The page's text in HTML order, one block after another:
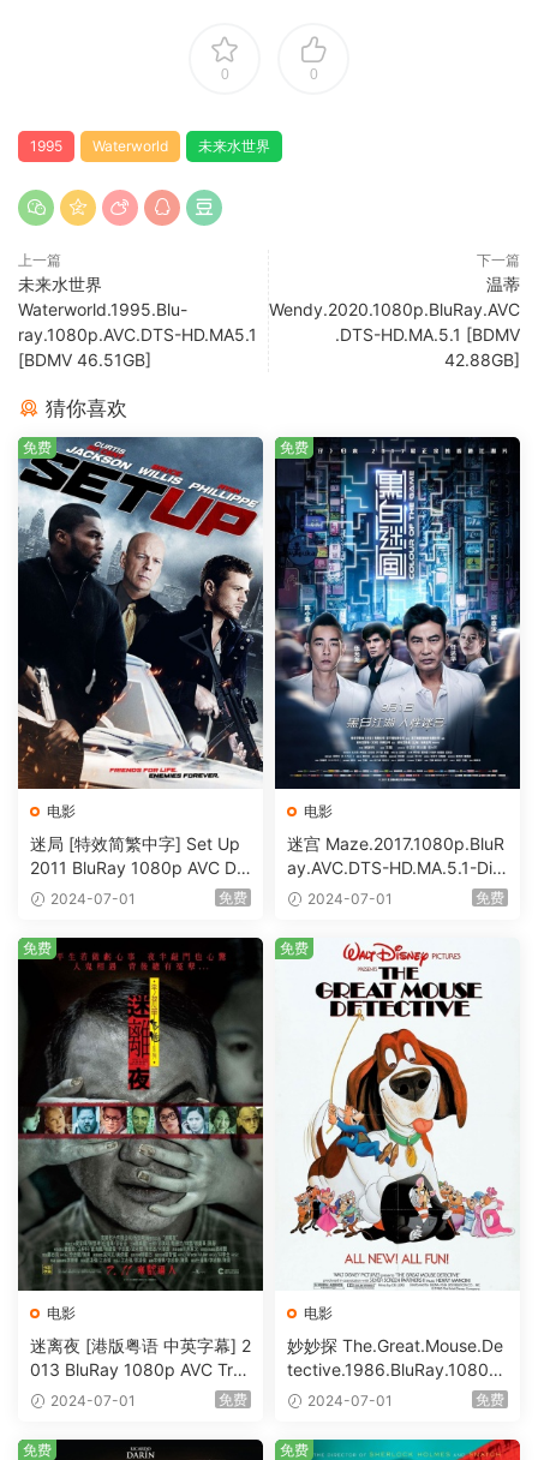
0 0
1995 Waterworld 未来水世界
上一篇
未来水世界
Waterworld.1995.Blu-
ray.1080p.AVC.DTS-HD.MA5.1
[BDMV 46.51GB]
下一篇
温蒂
Wendy.2020.1080p.BluRay.AVC
.DTS-HD.MA.5.1 [BDMV
42.88GB]
猜你喜欢
电影
迷局 [特效简繁中字] Set Up
2011 BluRay 1080p AVC DT
S-HD MA5.1-shhaclm@CHD
2024-07-01 免费
免费
电影
迷宫 Maze.2017.1080p.BluR
ay.AVC.DTS-HD.MA.5.1-DiY
@HDHome [BDISO 19.7GB]
2024-07-01 免费
免费
电影
迷离夜 [港版粤语 中英字幕] 2
013 BluRay 1080p AVC Tru
eHD5.1 [BDISO 22.64GB]
2024-07-01 免费
免费
电影
妙妙探 The.Great.Mouse.De
tective.1986.BluRay.1080p.
AVC.DTS-HD.MA.5.1-HDHo
2024-07-01 免费
免费
免费 免费